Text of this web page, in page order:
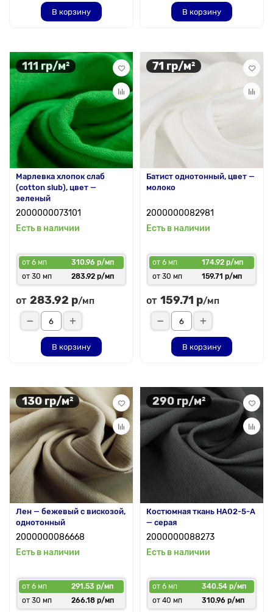
В корзину В корзину
111 гр/м²
Марлевка хлопок слаб
(cotton slub), цвет —
зеленый
2000000073101
Есть в наличии
от 6 мп
310.96 р/мп
от 30 мп
283.92 р/мп
от 283.92 р/мп
В корзину
71 гр/м²
Батист однотонный, цвет —
молоко
2000000082981
Есть в наличии
от 6 мп
174.92 р/мп
от 30 мп
159.71 р/мп
от 159.71 р/мп
В корзину
130 гр/м²
Лен — бежевый с вискозой,
однотонный
2000000086668
Есть в наличии
от 6 мп
291.53 р/мп
от 30 мп
266.18 р/мп
290 гр/м²
Костюмная ткань HA02-5-A
— серая
2000000088273
Есть в наличии
от 6 мп
340.54 р/мп
от 40 мп
310.96 р/мп